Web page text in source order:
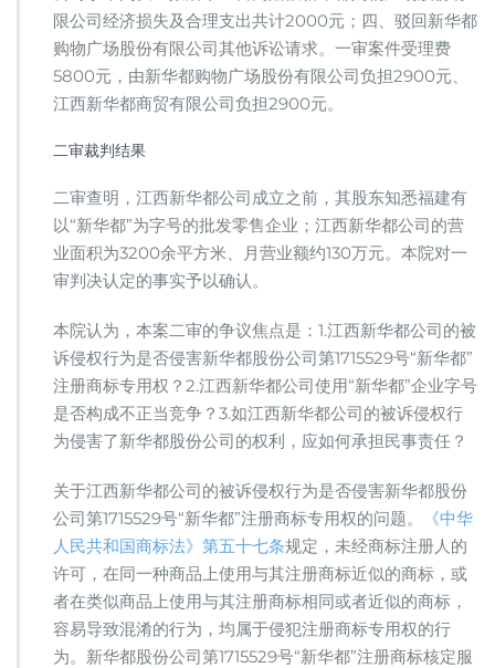
限公司经济损失及合理支出共计2000元；四、驳回新华都
购物广场股份有限公司其他诉讼请求。一审案件受理费
5800元，由新华都购物广场股份有限公司负担2900元、
江西新华都商贸有限公司负担2900元。
二审裁判结果
二审查明，江西新华都公司成立之前，其股东知悉福建有
以“新华都”为字号的批发零售企业；江西新华都公司的营
业面积为3200余平方米、月营业额约130万元。本院对一
审判决认定的事实予以确认。
本院认为，本案二审的争议焦点是：1.江西新华都公司的被
诉侵权行为是否侵害新华都股份公司第1715529号“新华都”
注册商标专用权？2.江西新华都公司使用“新华都”企业字号
是否构成不正当竞争？3.如江西新华都公司的被诉侵权行
为侵害了新华都股份公司的权利，应如何承担民事责任？
关于江西新华都公司的被诉侵权行为是否侵害新华都股份
公司第1715529号“新华都”注册商标专用权的问题。
《中华
人民共和国商标法》第五十七条规定，未经商标注册人的
许可，在同一种商品上使用与其注册商标近似的商标，或
者在类似商品上使用与其注册商标相同或者近似的商标，
容易导致混淆的行为，均属于侵犯注册商标专用权的行
为。新华都股份公司第1715529号“新华都”注册商标核定服